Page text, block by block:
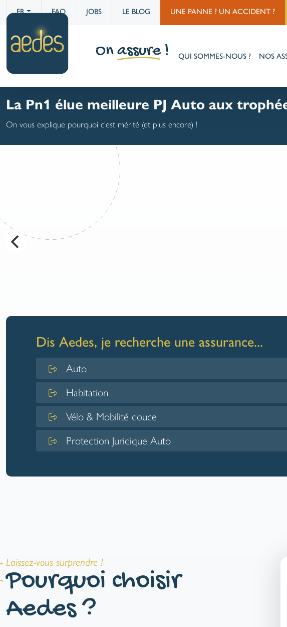
FR FAQ JOBS LE BLOG UNE PANNE ? UN ACCIDENT ?
QUI SOMMES-NOUS ? NOS
La Pn1 élue meilleure PJ Auto aux
On vous explique pourquoi c'est mérité (et plus encore) !
P.Home
Votre assurance habitation-incendie sur mesure calculée
Dis Aedes, je recherche une assurance...
Auto
Habitation
Vélo & Mobilité douce
Protection Juridique Auto
Laissez-vous surprendre !
Pourquoi choisir
Aedes ?